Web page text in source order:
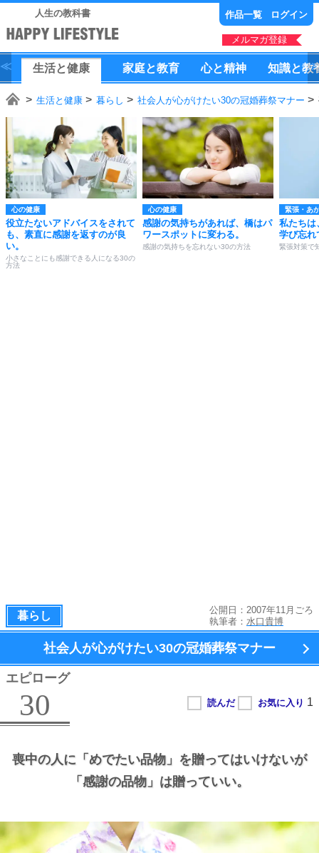
人生の教科書 作品一覧 ログイン
メルマガ登録
生活と健康 家庭と教育 心と精神 知識と教
生活と健康 暮らし 社会人が心がけたい30の冠婚葬祭マナー
心の健康
役立たないアドバイスをされて
も、素直に感謝を返すのが良
い。
小さなことにも感謝できる人になる30の
方法
心の健康
感謝の気持ちがあれば、橋はパ
ワースポットに変わる。
感謝の気持ちを忘れない30の方法
緊張・あ
私たちは
学び忘れ
緊張対策で
暮らし
公開日：2007年11月ごろ
執筆者： 水口貴博
社会人が心がけたい30の冠婚葬祭マナー
エピローグ
30
喪中の人に 「めでたい品物」を贈ってはいけないが
「感謝の品物」は贈っていい。